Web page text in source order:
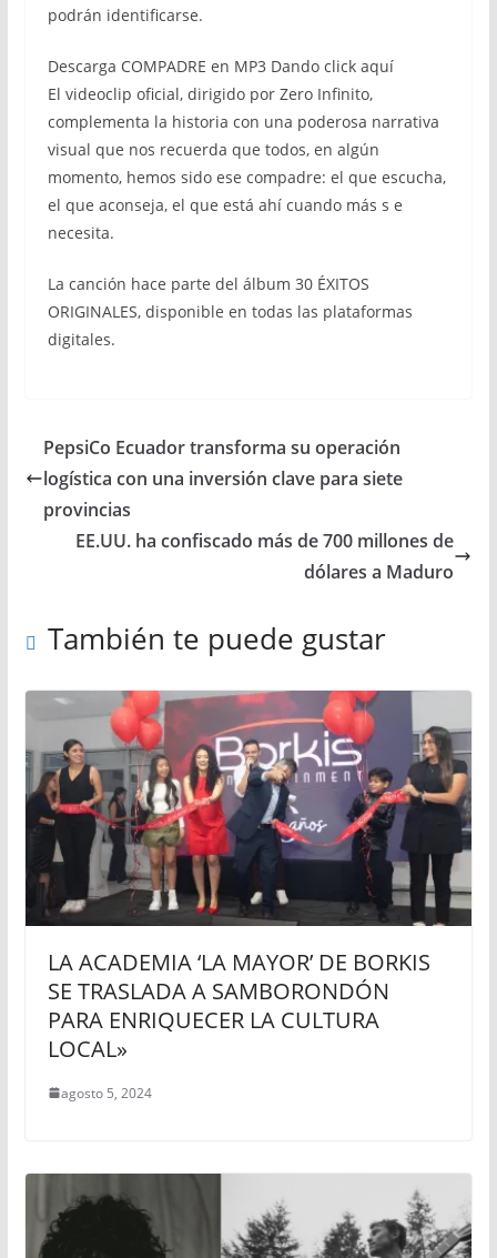
podrán identificarse.
Descarga COMPADRE en MP3 Dando click aquí
El videoclip oficial, dirigido por Zero Infinito,
complementa la historia con una poderosa narrativa
visual que nos recuerda que todos, en algún
momento, hemos sido ese compadre: el que escucha,
el que aconseja, el que está ahí cuando más s e
necesita.
La canción hace parte del álbum 30 ÉXITOS
ORIGINALES, disponible en todas las plataformas
digitales.
PepsiCo Ecuador transforma su operación
logística con una inversión clave para siete
provincias
EE.UU. ha confiscado más de 700 millones de
dólares a Maduro
También te puede gustar
LA ACADEMIA ‘LA MAYOR’ DE BORKIS
SE TRASLADA A SAMBORONDÓN
PARA ENRIQUECER LA CULTURA
LOCAL»
agosto 5, 2024